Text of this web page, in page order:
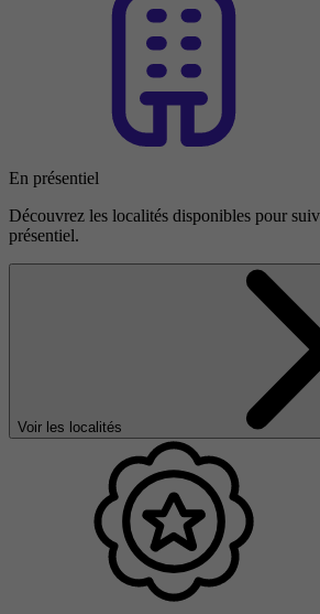
En présentiel
Découvrez les localités disponibles pour
présentiel.
Voir les localités